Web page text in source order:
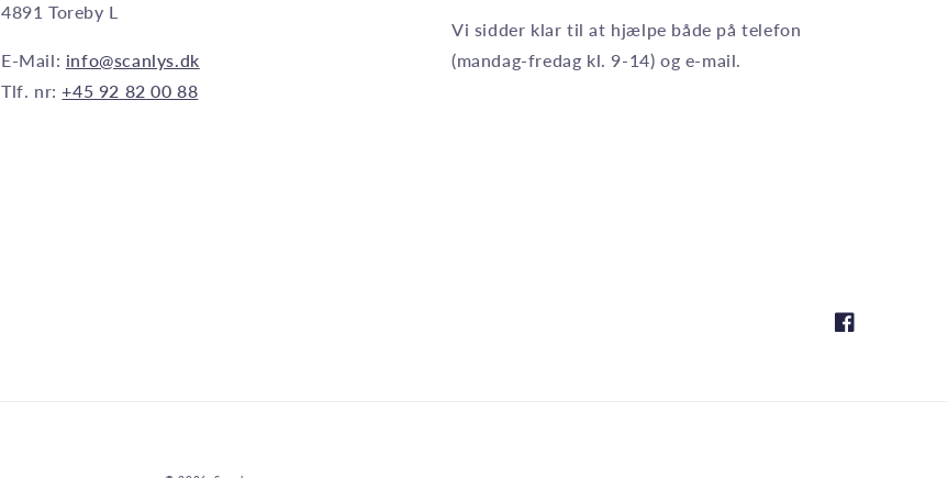
4891 Toreby L
E-Mail: info@scanlys.dk
Tlf. nr:+45 92 82 00 88
Vi sidder klar til at hjælpe både på telefon
(mandag-fredag kl. 9-14) og e-mail.
Facebook